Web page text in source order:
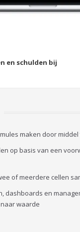
en schulden bij
maken door middel
op basis van een
of meerdere cellen
dashboards en
waarde